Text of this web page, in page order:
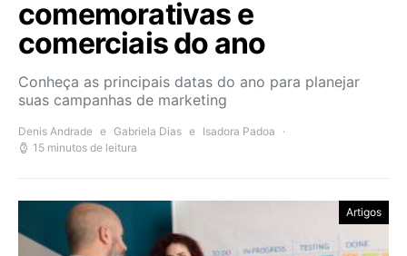
comemorativas e
comerciais do ano
Conheça as principais datas do ano para planejar
suas campanhas de marketing
Denis Andrade e Gabriela Dias e Isadora Padoa
15 minutos de leitura
Artigos